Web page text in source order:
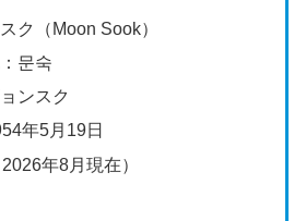
ク（Moon Sook）
문숙
ンスク
年5月 19日
年8月現在）